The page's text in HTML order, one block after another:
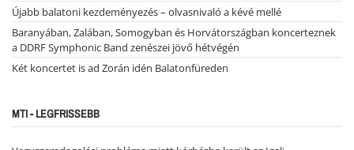
Újabb balatoni kezdeményezés – olvasnivaló a kévé mellé
Baranyában, Zalában, Somogyban és Horvátországban koncerteznek
a DDRF Symphonic Band zenészei jövő hétvégén
Két koncertet is ad Zorán idén Balatonfüreden
MTI - LEGFRISSEBB